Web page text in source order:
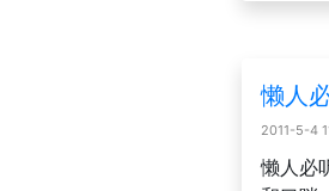
懒人
2011-5-4
懒人必